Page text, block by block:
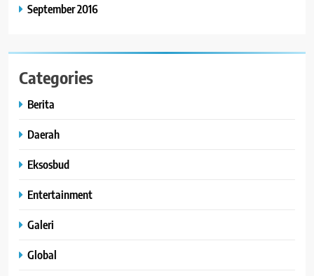
September 2016
Categories
Berita
Daerah
Eksosbud
Entertainment
Galeri
Global